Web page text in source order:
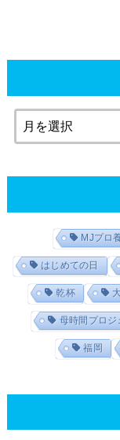
MJプロ
はじめての日
乾杯
母時間プロジ
福岡